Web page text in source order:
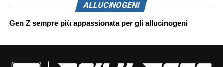
ALLUCINOGENI
Gen Z sempre più appassionata per gli allucinogeni